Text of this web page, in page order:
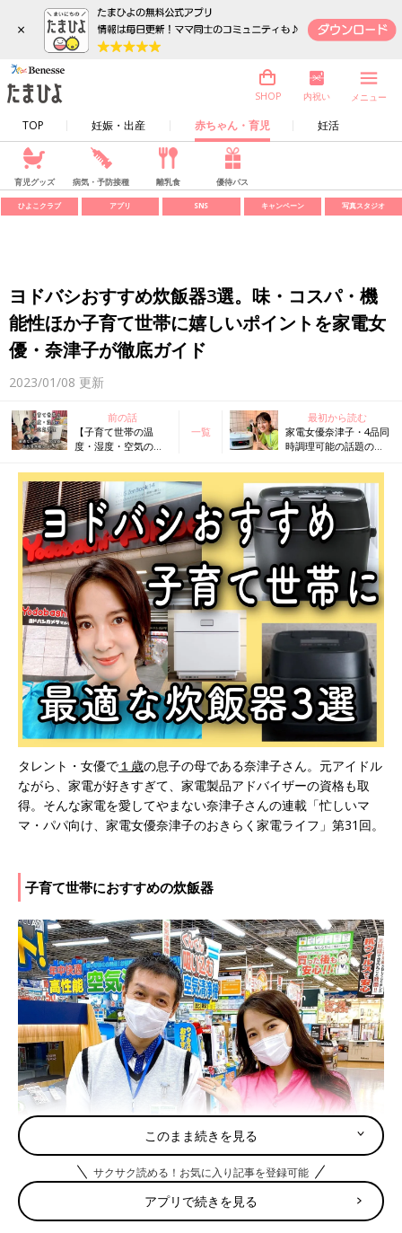
×
TOP 妊娠・出産 赤ちゃん・育児 妊活
SHOP 内祝い メニュー
育児グッズ 病気・予防接種 離乳食 優待パス
ひよこクラブ アプリ SNS キャンペーン 写真スタジオ
ヨドバシおすすめ炊飯器3選。味・コスパ・機
能性ほか子育て世帯に嬉しいポイントを家電女
優・奈津子が徹底ガイド
2023/01/08 更新
前の話
【子育て世帯の温
度・湿度・空気の管
レ！ オイルレスヒ
ーター、空気清浄
機、加湿器3選。奈津
子がレビュー
一覧
最初から読む
家電女優奈津子・4品同
時調理可能の話題の鍋
ボラ妻」の感想は
タレント・女優で１歳の息子の母である奈津子さん。元アイドル
ながら、家電が好きすぎて、家電製品アドバイザーの資格も取
得。そんな家電を愛してやまない奈津子さんの連載「忙しいマ
マ・パパ向け、家電女優奈津子のおきらく家電ライフ」第31回。
子育て世帯におすすめの炊飯器
家電女優の奈津子です。食卓のクオリティを大きく左右するのが
このまま続きを見る
サクサク読める！お気に入り記事を登録可能
アプリで続きを見る